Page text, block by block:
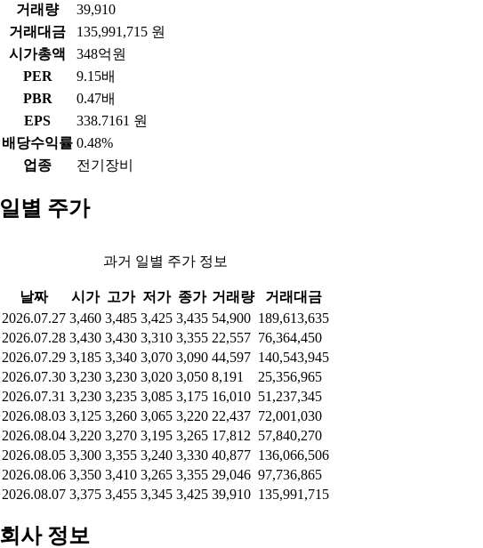
거래량
39,910
거래대금
135,991,715 원
시가총액
348억원
PER
9.15배
PBR
0.47배
EPS
338.7161 원
배당수익률 0.48%
업종
전기장비
일별 주가
과거 일별 주가 정보
날짜 시가 고가 저가 종가 거래량
거래대금
2026.07.27 3,460 3,485 3,425 3,435 54,900 189,613,635
2026.07.28 3,430 3,430 3,310 3,355 22,557 76,364,450
2026.07.29 3,185 3,340 3,070 3,090 44,597 140,543,945
2026.07.30 3,230 3,230 3,020 3,050 8,191
25,356,965
2026.07.31 3,230 3,235 3,085 3,175 16,010 51,237,345
2026.08.03 3,125 3,260 3,065 3,220 22,437 72,001,030
2026.08.04 3,220 3,270 3,195 3,265 17,812 57,840,270
2026.08.05 3,300 3,355 3,240 3,330 40,877 136,066,506
2026.08.06 3,350 3,410 3,265 3,355 29,046 97,736,865
2026.08.07 3,375 3,455 3,345 3,425 39,910 135,991,715
회사 정보